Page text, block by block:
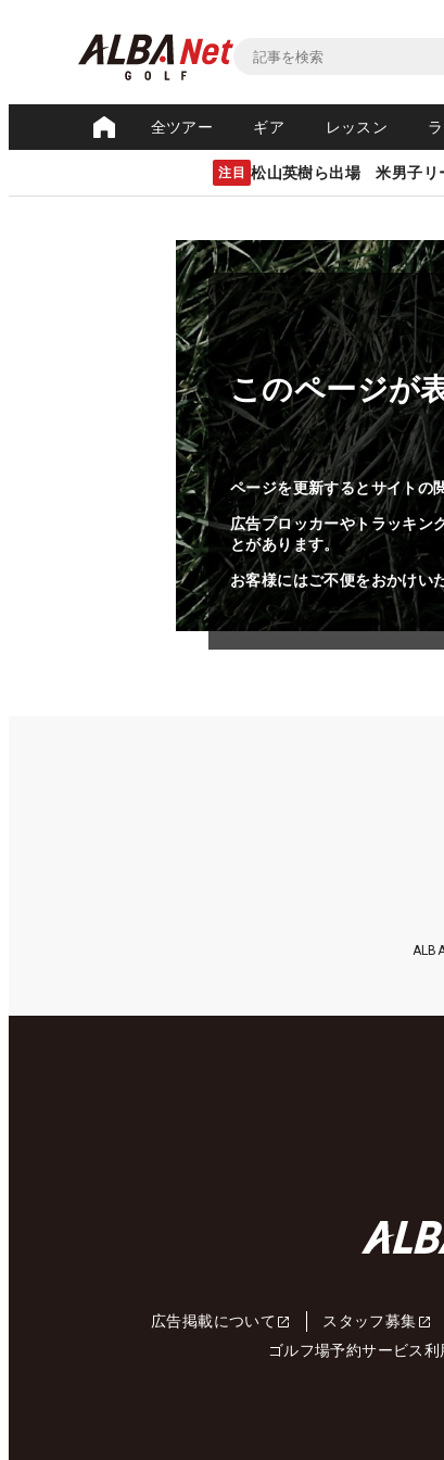
全ツアー ギア レッスン
注目 松山英樹ら出場 米男子リ
このページが
ページを更新するとサイトの
広告ブロッカーやトラッキン
とがあります。
お客様にはご不便をおかけい
広告掲載について スタッフ募集
ゴルフ場予約サービス利